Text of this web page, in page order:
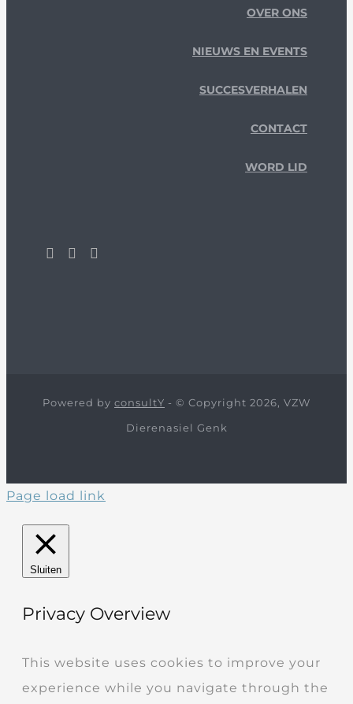
OVER ONS
NIEUWS EN EVENTS
SUCCESVERHALEN
CONTACT
WORD LID
Powered by consultY - © Copyright 2026, VZW
Dierenasiel Genk
Page load link
Sluiten
Privacy Overview
This website uses cookies to improve your
experience while you navigate through the